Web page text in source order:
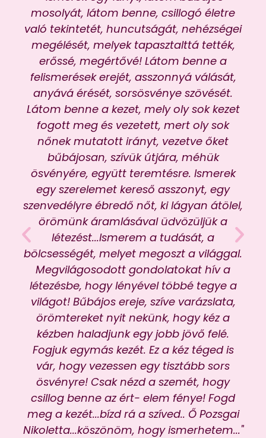
mosolyát, látom benne, csillogó életre
való tekintetét, huncutságát, nehézségei
megélését, melyek tapasztalttá tették,
erőssé, megértővé! Látom benne a
felismerések erejét, asszonnyá válását,
anyává érését, sorsösvénye szövését.
Látom benne a kezet, mely oly sok kezet
fogott meg és vezetett, mert oly sok
nőnek mutatott irányt, vezetve őket
bűbájosan, szívük útjára, méhük
ösvényére, együtt teremtésre. Ismerek
egy szerelemet kereső asszonyt, egy
szenvedélyre ébredő nőt, ki lágyan átölel,
örömünk áramlásával üdvözüljük a
létezést...Ismerem a tudását, a
bölcsességét, melyet megoszt a világgal.
Megvilágosodott gondolatokat hív a
létezésbe, hogy lényével többé tegye a
világot! Bűbájos ereje, szíve varázslata,
örömtereket nyit nekünk, hogy kéz a
kézben haladjunk egy jobb jövő felé.
Fogjuk egymás kezét. Ez a kéz téged is
vár, hogy vezessen egy tisztább sors
ösvényre! Csak nézd a szemét, hogy
csillog benne az ért- elem fénye! Fogd
meg a kezét...bízd rá a szíved.. Ő Pozsgai
Nikoletta...köszönöm, hogy ismerhetem..."